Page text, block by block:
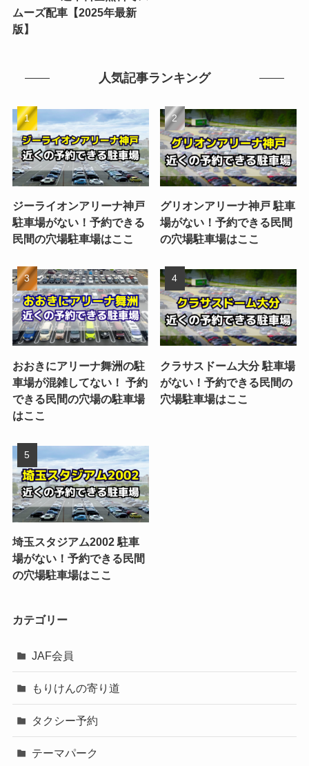
ムーズ配車【2025年最新
版】
人気記事ランキング
ジーライオンアリーナ神戸
駐車場がない！予約できる
民間の穴場駐車場はここ
グリオンアリーナ神戸 駐車
場がない！予約できる民間
の穴場駐車場はここ
おおきにアリーナ舞洲の駐
車場が混雑してない！ 予約
できる民間の穴場の駐車場
はここ
クラサスドーム大分 駐車場
がない！予約できる民間の
穴場駐車場はここ
埼玉スタジアム2002 駐車
場がない！予約できる民間
の穴場駐車場はここ
カテゴリー
JAF会員
もりけんの寄り道
タクシー予約
テーマパーク